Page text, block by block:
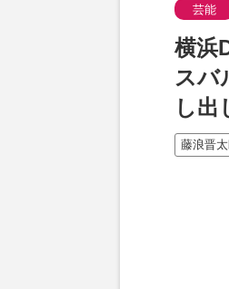
芸能
横浜
スバ
し出
藤浪晋